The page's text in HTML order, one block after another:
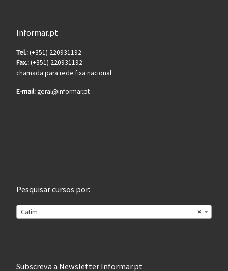
Informar.pt
Tel.:(+351) 220931192
Fax.:(+351) 220931192
chamada para rede fixa nacional
E-mail:geral@informar.pt
Pesquisar cursos por:
×
Catim
Subscreva a Newsletter Informar.pt